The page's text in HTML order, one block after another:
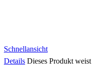
Schnellansicht
Details Dieses Produkt